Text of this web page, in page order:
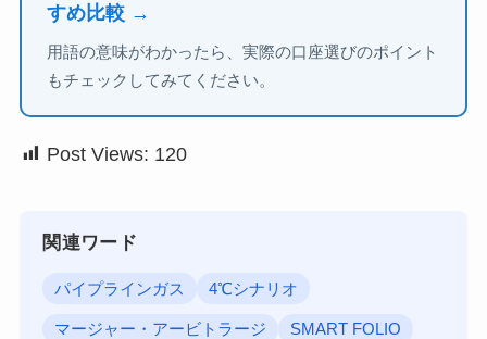
すめ比較 →
用語の意味がわかったら、実際の口座選びのポイント
もチェックしてみてください。
Post Views: 120
関連ワード
パイプラインガス 4℃シナリオ
マージャー・アービトラージ SMART FOLIO